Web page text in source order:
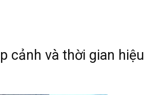
cảnh và thời gian hiệu